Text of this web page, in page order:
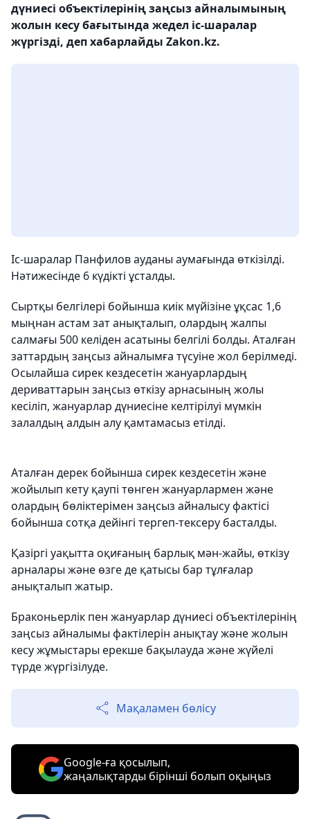
дүниесі объектілерінің заңсыз айналымының
жолын кесу бағытында жедел іс-шаралар
жүргізді, деп хабарлайды Zakon.kz.
Іс-шаралар Панфилов ауданы аумағында өткізілді.
Нәтижесінде 6 күдікті ұсталды.
Сыртқы белгілері бойынша киік мүйізіне ұқсас 1,6
мыңнан астам зат анықталып, олардың жалпы
салмағы 500 келіден асатыны белгілі болды. Аталған
заттардың заңсыз айналымға түсуіне жол берілмеді.
Осылайша сирек кездесетін жануарлардың
дериваттарын заңсыз өткізу арнасының жолы
кесіліп, жануарлар дүниесіне келтірілуі мүмкін
залалдың алдын алу қамтамасыз етілді.
Аталған дерек бойынша сирек кездесетін және
жойылып кету қаупі төнген жануарлармен және
олардың бөліктерімен заңсыз айналысу фактісі
бойынша сотқа дейінгі тергеп-тексеру басталды.
Қазіргі уақытта оқиғаның барлық мән-жайы, өткізу
арналары және өзге де қатысы бар тұлғалар
анықталып жатыр.
Браконьерлік пен жануарлар дүниесі объектілерінің
заңсыз айналымы фактілерін анықтау және жолын
кесу жұмыстары ерекше бақылауда және жүйелі
түрде жүргізілуде.
Мақаламен бөлісу
Google-ға қосылып,
жаңалықтарды бірінші болып оқыңыз